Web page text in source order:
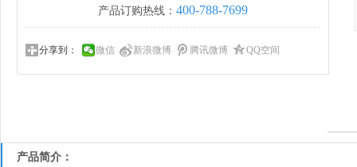
产品订购热线： 400-788-7699
分享到： 微信 新浪微博 腾讯微博 QQ空间
产品简介：